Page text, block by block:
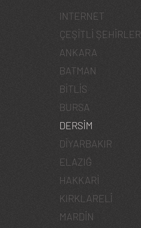
INTERNET
ÇEŞITLI ŞEHIRLER
ANKARA
BATMAN
BITLIS
BURSA
DERSIM
DIYARBAKIR
ELAZIĞ
HAKKARI
KIRKLARELI
MARDIN